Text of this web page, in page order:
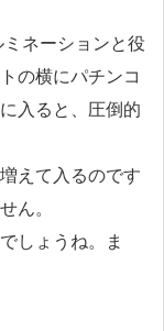
ネーションと役
の横にパチンコ
入ると、圧倒的
えて入るのです
ん。
しょうね。ま